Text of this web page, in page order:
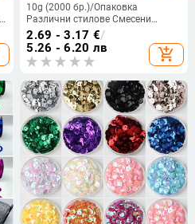
10g (2000 бр.)/Опаковка
Различни стилове Смесени
цветове Форма Свободни пайети
Направи си сам изработка на
бижута за нокти, конфети за
сватбена украса
2.69 - 3.17 €/
5.26 - 6.20 лв
add_shopping_cart